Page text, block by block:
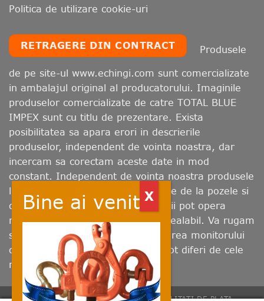
Politica de utilizare cookie-uri
RETRAGERE DIN CONTRACT
Produsele
de pe site-ul www.echingi.com sunt comercializate
in ambalajul original al producatorului. Imaginile
produselor comercializate de catre TOTAL BLUE
IMPEX sunt cu titlu de prezentare. Exista
posibilitatea sa apara erori in descrierile
produselor, independent de vointa noastra, dar
incercam sa corectam aceste date in mod
constant. Independent de vointa noastra produsele
livrate pot prezenta abateri minore de la pozele si
descrierile prezentate. Producatorii pot opera
modificari fara sa fim avizati in prealabil. Va rugam
sa retineti ca, in functie de calibrarea monitorului
dumneavoastra, culorile afisate pot diferi de cele
reale.
CONTACT LIVRARE RETUR MODALITATI DE PLATA